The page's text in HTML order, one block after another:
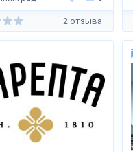
2 отзыва